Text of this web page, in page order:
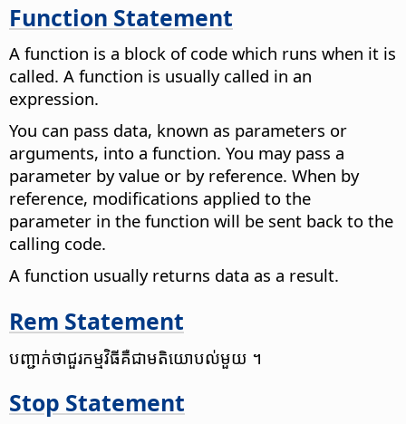
Function Statement
A function is a block of code which runs when it is
called. A function is usually called in an
expression.
You can pass data, known as parameters or
arguments, into a function. You may pass a
parameter by value or by reference. When by
reference, modifications applied to the
parameter in the function will be sent back to the
calling code.
A function usually returns data as a result.
Rem Statement
បញ្ជាក់​ថា​ជួរ​កម្មវិធី​គឺ​ជាមតិយោបល់​​មួយ​ ។
Stop Statement